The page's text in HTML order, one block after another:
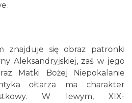
znajduje się obraz patronki
Aleksandryjskiej, zaś w jego
Matki Bożej Niepokalanie
ołtarza ma charakter
W lewym, XIX-